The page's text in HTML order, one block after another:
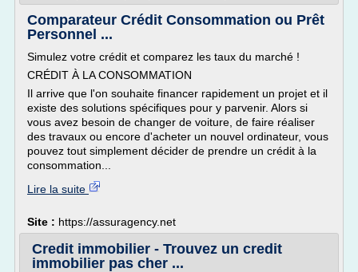
Comparateur Crédit Consommation ou Prêt
Personnel ...
Simulez votre crédit et comparez les taux du marché !
CRÉDIT À LA CONSOMMATION
Il arrive que l'on souhaite financer rapidement un projet et il
existe des solutions spécifiques pour y parvenir. Alors si
vous avez besoin de changer de voiture, de faire réaliser
des travaux ou encore d'acheter un nouvel ordinateur, vous
pouvez tout simplement décider de prendre un crédit à la
consommation...
Lire la suite
Site : https://assuragency.net
Credit immobilier - Trouvez un credit
immobilier pas cher ...